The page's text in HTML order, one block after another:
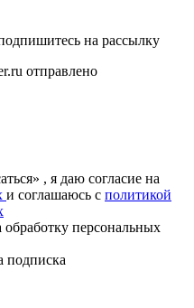
на рассылку
отправлено
, я даю согласие на
и соглашаюсь c политикой
персональных
подписка